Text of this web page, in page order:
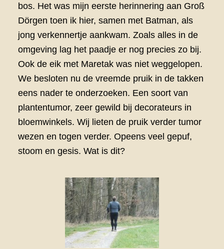
bos. Het was mijn eerste herinnering aan Groß
Dörgen toen ik hier, samen met Batman, als
jong verkennertje aankwam. Zoals alles in de
omgeving lag het paadje er nog precies zo bij.
Ook de eik met Maretak was niet weggelopen.
We besloten nu de vreemde pruik in de takken
eens nader te onderzoeken. Een soort van
plantentumor, zeer gewild bij decorateurs in
bloemwinkels. Wij lieten de pruik verder tumor
wezen en togen verder. Opeens veel gepuf,
stoom en gesis. Wat is dit?